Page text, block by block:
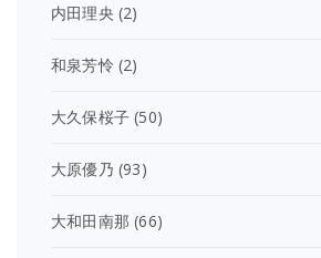
内田理央 (2)
和泉芳怜 (2)
大久保桜子 (50)
大原優乃 (93)
大和田南那 (66)